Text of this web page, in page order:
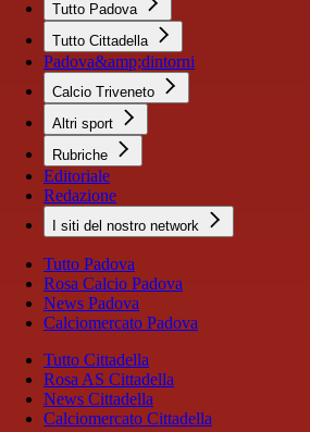
Tutto Padova
Tutto Cittadella
Padova&amp;dintorni
Calcio Triveneto
Altri sport
Rubriche
Editoriale
Redazione
I siti del nostro network
Tutto Padova
Rosa Calcio Padova
News Padova
Calciomercato Padova
Tutto Cittadella
Rosa AS Cittadella
News Cittadella
Calciomercato Cittadella